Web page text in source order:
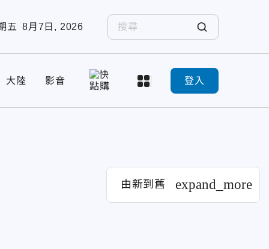
五 8月7日, 2026
大陸 影音 登入
由新到舊 expand_more